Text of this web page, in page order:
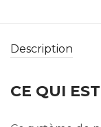
Description
CE QUI